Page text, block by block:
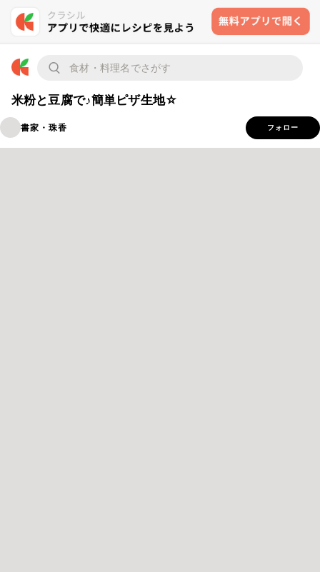
米粉と豆腐で♪簡単ピザ生地☆
書家・珠香 フォロー